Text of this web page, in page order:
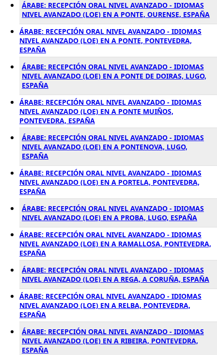
ÁRABE: RECEPCIÓN ORAL NIVEL AVANZADO - IDIOMAS
NIVEL AVANZADO (LOE) EN A PONTE, OURENSE, ESPAÑA
ÁRABE: RECEPCIÓN ORAL NIVEL AVANZADO - IDIOMAS
NIVEL AVANZADO (LOE) EN A PONTE, PONTEVEDRA,
ESPAÑA
ÁRABE: RECEPCIÓN ORAL NIVEL AVANZADO - IDIOMAS
NIVEL AVANZADO (LOE) EN A PONTE DE DOIRAS, LUGO,
ESPAÑA
ÁRABE: RECEPCIÓN ORAL NIVEL AVANZADO - IDIOMAS
NIVEL AVANZADO (LOE) EN A PONTE MUIÑOS,
PONTEVEDRA, ESPAÑA
ÁRABE: RECEPCIÓN ORAL NIVEL AVANZADO - IDIOMAS
NIVEL AVANZADO (LOE) EN A PONTENOVA, LUGO,
ESPAÑA
ÁRABE: RECEPCIÓN ORAL NIVEL AVANZADO - IDIOMAS
NIVEL AVANZADO (LOE) EN A PORTELA, PONTEVEDRA,
ESPAÑA
ÁRABE: RECEPCIÓN ORAL NIVEL AVANZADO - IDIOMAS
NIVEL AVANZADO (LOE) EN A PROBA, LUGO, ESPAÑA
ÁRABE: RECEPCIÓN ORAL NIVEL AVANZADO - IDIOMAS
NIVEL AVANZADO (LOE) EN A RAMALLOSA, PONTEVEDRA,
ESPAÑA
ÁRABE: RECEPCIÓN ORAL NIVEL AVANZADO - IDIOMAS
NIVEL AVANZADO (LOE) EN A REGA, A CORUÑA, ESPAÑA
ÁRABE: RECEPCIÓN ORAL NIVEL AVANZADO - IDIOMAS
NIVEL AVANZADO (LOE) EN A RELBA, PONTEVEDRA,
ESPAÑA
ÁRABE: RECEPCIÓN ORAL NIVEL AVANZADO - IDIOMAS
NIVEL AVANZADO (LOE) EN A RIBEIRA, PONTEVEDRA,
ESPAÑA